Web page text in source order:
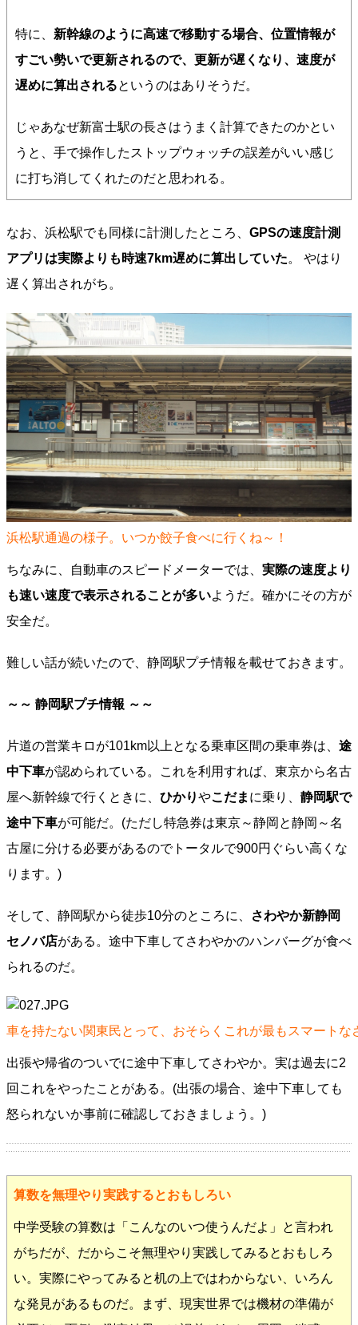
特に、 新幹線のように高速で移動する場合、位置情報が
すごい勢いで更新されるので、更新が遅くなり、速度が
遅めに算出されるというのはありそうだ。
じゃあなぜ新富士駅の長さはうまく計算できたのかとい
うと、手で操作したストップウォッチの誤差がいい感じ
に打ち消してくれたのだと思われる。
なお、浜松駅でも同様に計測したところ、 GPSの速度計測
アプリは実際よりも時速7km遅めに算出していた。 やはり
遅く算出されがち。
浜松駅通過の様子。いつか餃子食べに行くね～！
ちなみに、自動車のスピードメーターでは、 実際の速度より
も速い速度で表示されることが多いようだ。確かにその方が
安全だ。
難しい話が続いたので、静岡駅プチ情報を載せておきます。
～～ 静岡駅プチ情報 ～～
片道の営業キロが101km以上となる乗車区間の乗車券は、 途
中下車が認められている。これを利用すれば、東京から名古
屋へ新幹線で行くときに、 ひかりやこだま に乗り、 静岡駅で
途中下車が可能だ。(ただし特急券は東京～静岡と静岡～名
古屋に分ける必要があるのでトータルで900円ぐらい高くな
ります。)
そして、静岡駅から徒歩10分のところに、
さわやか新静岡
セノバ店がある。途中下車してさわやかのハンバーグが食べ
られるのだ。
車を持たない関東民とって、おそらくこれが最もスマートな
出張や帰省のついでに途中下車してさわやか。実は過去に2
回これをやったことがある。(出張の場合、途中下車しても
怒られないか事前に確認しておきましょう。)
算数を無理やり実践するとおもしろい
中学受験の算数は「こんなのいつ使うんだよ」と言われ
がちだが、だからこそ無理やり実践してみるとおもしろ
い。実際にやってみると机の上ではわからない、いろん
な発見があるものだ。まず、現実世界では機材の準備が